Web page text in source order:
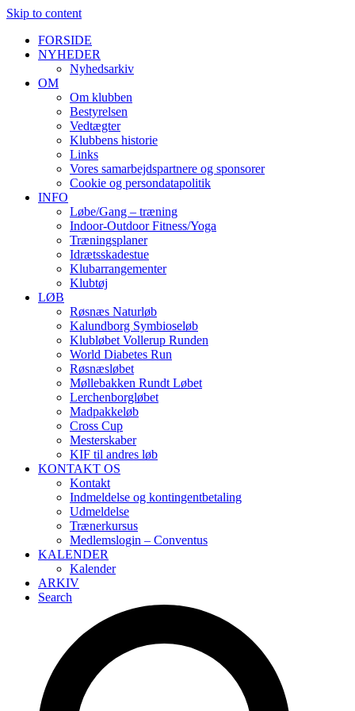
Skip to content
FORSIDE
NYHEDER
Nyhedsarkiv
OM
Om klubben
Bestyrelsen
Vedtægter
Klubbens historie
Links
Vores samarbejdspartnere og sponsorer
Cookie og persondatapolitik
INFO
Løbe/Gang – træning
Indoor-Outdoor Fitness/Yoga
Træningsplaner
Idrætsskadestue
Klubarrangementer
Klubtøj
LØB
Røsnæs Naturløb
Kalundborg Symbioseløb
Klubløbet Vollerup Runden
World Diabetes Run
Røsnæsløbet
Møllebakken Rundt Løbet
Lerchenborgløbet
Madpakkeløb
Cross Cup
Mesterskaber
KIF til andres løb
KONTAKT OS
Kontakt
Indmeldelse og kontingentbetaling
Udmeldelse
Trænerkursus
Medlemslogin – Conventus
KALENDER
Kalender
ARKIV
Search